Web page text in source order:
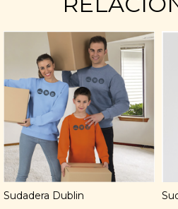
Sudadera Dublin